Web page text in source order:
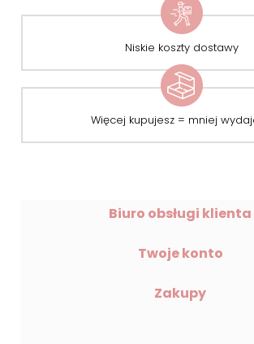
Niskie koszty dostawy
Więcej kupujesz = mniej
Biuro obsługi klienta
Twoje konto
Zakupy